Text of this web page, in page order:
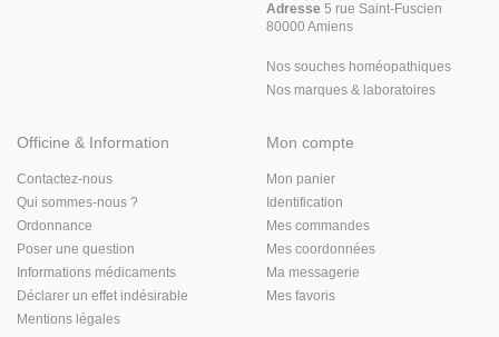
Adresse 5 rue Saint-Fuscien
80000 Amiens
Nos souches homéopathiques
Nos marques & laboratoires
Officine & Information
Contactez-nous
Qui sommes-nous ?
Ordonnance
Poser une question
Informations médicaments
Déclarer un effet indésirable
Mentions légales
Mon compte
Mon panier
Identification
Mes commandes
Mes coordonnées
Ma messagerie
Mes favoris